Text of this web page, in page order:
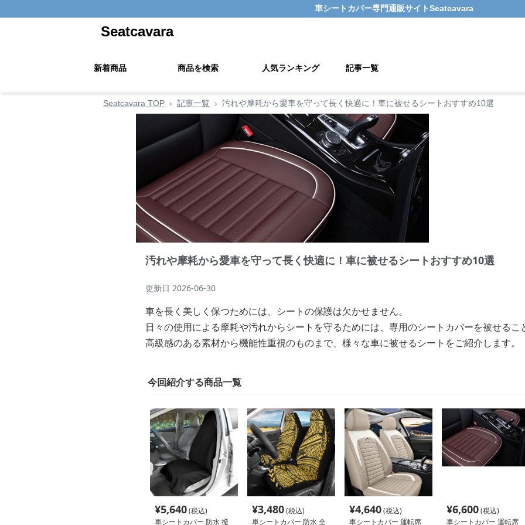
車シートカバー専門通販サイトSeatcavara
Seatcavara
新着商品 商品を検索 人気ランキング 記事一覧
Seatcavara TOP › 記事一覧 › 汚れや摩耗から愛車を守って長く快適に！車に被せるシートおすすめ10選
汚れや摩耗から愛車を守って長く快適に！車に被せるシートおすすめ10選
更新日 2026-06-30
車を長く美しく保つためには、シートの保護は欠かせません。
日々の使用による摩耗や汚れからシートを守るためには、専用のシートカバーを被せるこ
高級感のある素材から機能性重視のものまで、様々な車に被せるシートをご紹介します。
今回紹介する商品一覧
¥5,640(税込)
車シートカバー 防水 撥
¥3,480(税込)
車シートカバー 防水 全
¥4,640(税込)
車シートカバー 運転席
¥6,600(税込)
車シートカバー 運転席